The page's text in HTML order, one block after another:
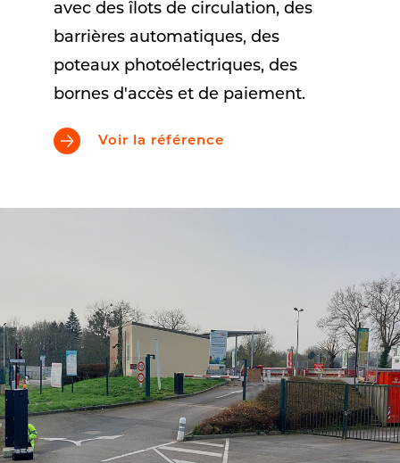
avec des îlots de circulation, des
barrières automatiques, des
poteaux photoélectriques, des
bornes d'accès et de paiement.
Voir la référence